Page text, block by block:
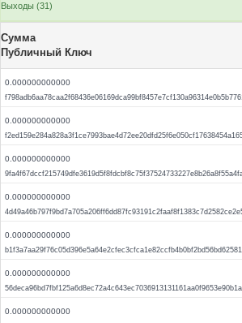
Выходы (31)
Сумма
Публичный Ключ
0.000000000000
0.000000000000
0.000000000000
0.000000000000
0.000000000000
0.000000000000
0.000000000000